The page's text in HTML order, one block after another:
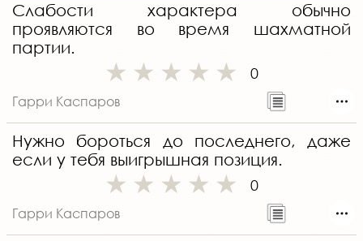
Слабости характера обычно
проявляются во время шахматной
партии.
0
Гарри Каспаров
Нужно бороться до последнего, даже
если у тебя выигрышная позиция.
0
Гарри Каспаров